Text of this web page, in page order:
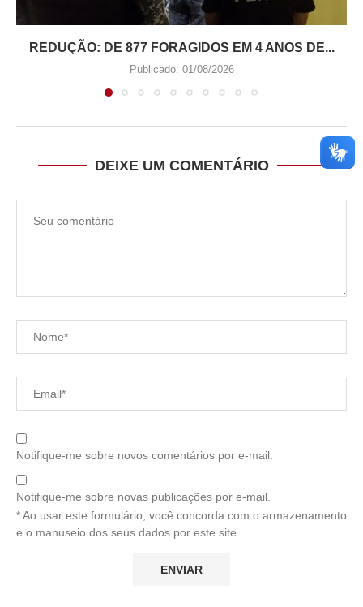
REDUÇÃO: DE 877 FORAGIDOS EM 4 ANOS DE...
Publicado: 01/08/2026
DEIXE UM COMENTÁRIO
Notifique-me sobre novos comentários por e-mail.
Notifique-me sobre novas publicações por e-mail.
* Ao usar este formulário, você concorda com o armazenamento
e o manuseio dos seus dados por este site.